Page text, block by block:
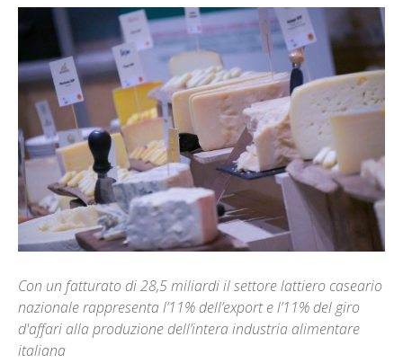
Con un fatturato di 28,5 miliardi il settore lattiero caseario
nazionale rappresenta l’11% dell’export e l’11% del giro
d'affari alla produzione dell’intera industria alimentare
italiana